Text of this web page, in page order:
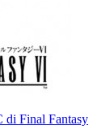
di Final Fantasy